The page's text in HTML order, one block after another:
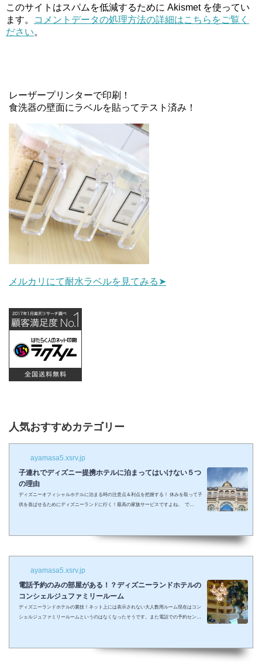
このサイトはスパムを低減するために Akismet を使ってい
ます。
コメントデータの処理方法の詳細はこちらをご覧く
ださい。
レーザープリンターで印刷！
食洗器の壁面にラベルを貼ってテスト済み！
メルカリにて耐水ラベルを見てみる➤
人気おすすめカテゴリー
ayamasa5.xsrv.jp
子連れでディズニー提携ホテルに泊まってはいけない５つ
の理由
ディズニーオフィシャルホテルに泊まる時の注意点＆利点を把握する！ 休みを取って子
供を喜ばせるためにディズニーランドに行く！最高の家族サービスですよね。 で
ラした夢の国を可愛い我が子に見せたかったのに・・・。 そんな時、「ディズニーラ...
ayamasa5.xsrv.jp
電話予約のみの部屋がある！？ディズニーランドホテルの
コンシェルジュファミリールーム
ディズニーランドホテルの裏技！ネット上には表示されない大人数用ルーム現在はコン
シェルジュファミリールームというのはなくなったそうです。また電話での予約センタ
ュ・スーペリアルーム（パークビュー）（7-8階）④コンシェルジュ・デラックスルー